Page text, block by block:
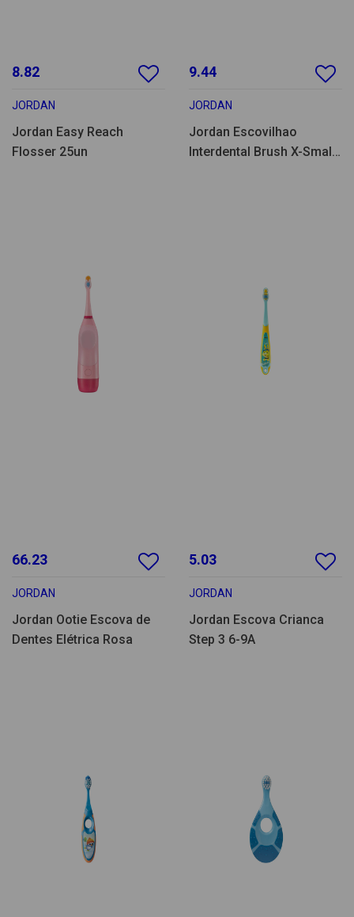
8.82
JORDAN
Jordan Easy Reach
Flosser 25un
9.44
JORDAN
Jordan Escovilhao
Interdental Brush X-Small
66.23
JORDAN
Jordan Ootie Escova de
Dentes Elétrica Rosa
5.03
JORDAN
Jordan Escova Crianca
Step 3 6-9A